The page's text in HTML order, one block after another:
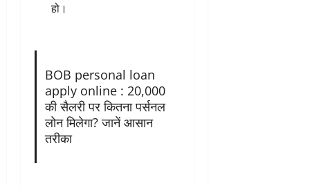
हो।
BOB personal loan
apply online : 20,000
की सैलरी पर कितना पर्सनल
लोन मिलेगा? जानें आसान
तरीका